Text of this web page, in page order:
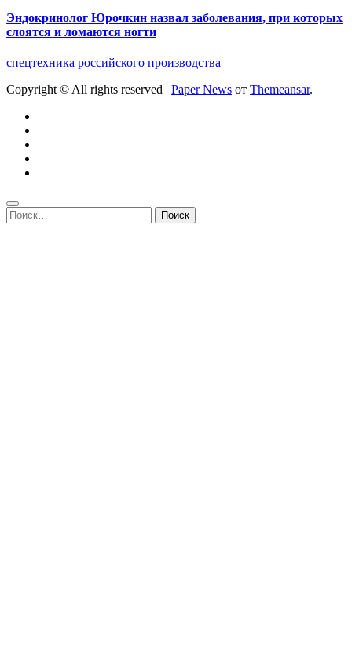
Эндокринолог Юрочкин назвал заболевания, при которых
слоятся и ломаются ногти
спецтехника российского производства
Copyright © All rights reserved | Paper News от Themeansar.
Найти: